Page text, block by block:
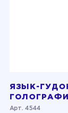
ЯЗЫК-
Арт. 4544